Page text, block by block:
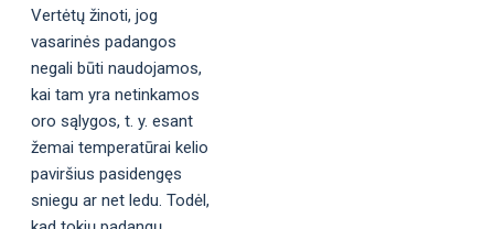
Vertėtų žinoti, jog
vasarinės padangos
negali būti naudojamos,
kai tam yra netinkamos
oro sąlygos, t. y. esant
žemai temperatūrai kelio
paviršius pasidengęs
sniegu ar net ledu. Todėl,